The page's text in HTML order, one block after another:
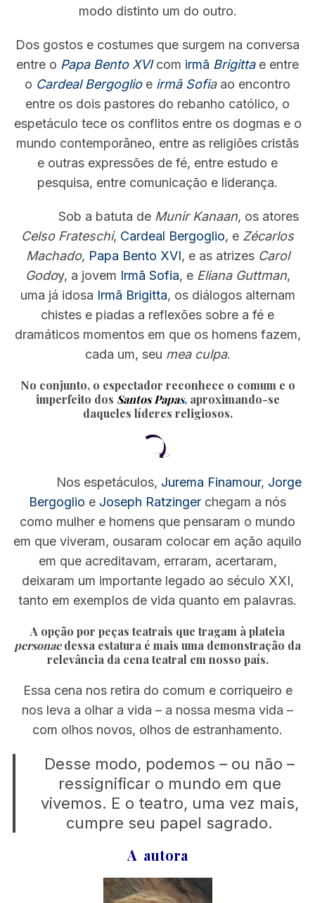
modo distinto um do outro.
Dos gostos e costumes que surgem na conversa
entre o Papa Bento XVIcom irmã Brigittae entre
o Cardeal Bergoglioe irmã Sofiaao encontro
entre os dois pastores do rebanho católico, o
espetáculo tece os conflitos entre os dogmas e o
mundo contemporâneo, entre as religiões cristãs
e outras expressões de fé, entre estudo e
pesquisa, entre comunicação e liderança.
Sob a batuta de Munir Kanaan, os atores
Celso Frateschi, Cardeal Bergoglio, e Zécarlos
Machado, Papa Bento XVI, e as atrizes Carol
Godoy, a jovem Irmã Sofia, e Eliana Guttman,
uma já idosa Irmã Brigitta, os diálogos alternam
chistes e piadas a reflexões sobre a fé e
dramáticos momentos em que os homens fazem,
cada um, seu mea culpa.
No conjunto, o espectador reconhece o comum e o
imperfeito dos Santos Papas, aproximando-se
daqueles líderes religiosos.
Nos espetáculos, Jurema Finamour, Jorge
Bergoglio e Joseph Ratzinger chegam a nós
como mulher e homens que pensaram o mundo
em que viveram, ousaram colocar em ação aquilo
em que acreditavam, erraram, acertaram,
deixaram um importante legado ao século XXI,
tanto em exemplos de vida quanto em palavras.
A opção por peças teatrais que tragam à plateia
personaedessa estatura é mais uma demonstração da
relevância da cena teatral em nosso país.
Essa cena nos retira do comum e corriqueiro e
nos leva a olhar a vida – a nossa mesma vida –
com olhos novos, olhos de estranhamento.
Desse modo, podemos – ou não –
ressignificar o mundo em que
vivemos. E o teatro, uma vez mais,
cumpre seu papel sagrado.
A autora